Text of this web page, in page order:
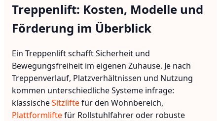
Treppenlift: Kosten, Modelle und
Förderung im Überblick
Ein Treppenlift schafft Sicherheit und
Bewegungsfreiheit im eigenen Zuhause. Je nach
Treppenverlauf, Platzverhältnissen und Nutzung
kommen unterschiedliche Systeme infrage:
klassischeSitzliftefür den Wohnbereich,
Plattformliftefür Rollstuhlfahrer oder robuste